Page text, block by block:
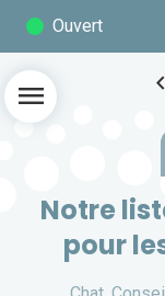
Ouvert
menu chevron_left
Notre
pour